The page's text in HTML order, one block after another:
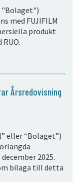
"Bolaget")
med FUJIFILM
produkt
Årsredovisning
eller “Bolaget”)
2025.
bilaga till detta